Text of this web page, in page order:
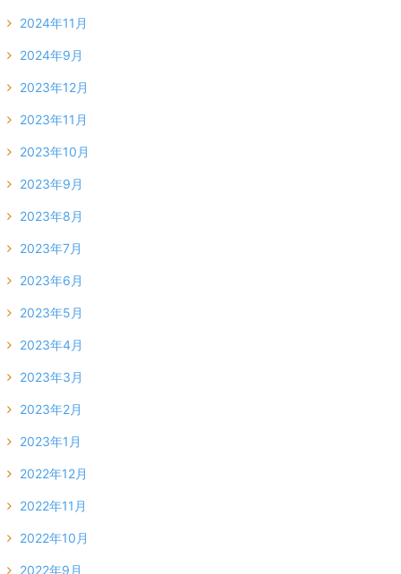
2024年11月
2024年9月
2023年12月
2023年11月
2023年10月
2023年9月
2023年8月
2023年7月
2023年6月
2023年5月
2023年4月
2023年3月
2023年2月
2023年1月
2022年12月
2022年11月
2022年10月
2022年9月